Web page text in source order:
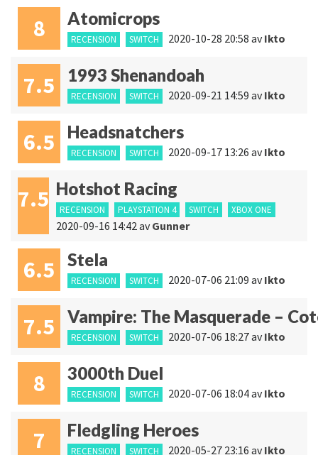
8 Atomicrops
RECENSION SWITCH 2020-10-28 20:58 avIkto
7.5 1993 Shenandoah
RECENSION SWITCH 2020-09-21 14:59 avIkto
6.5 Headsnatchers
RECENSION SWITCH 2020-09-17 13:26 avIkto
7.5 Hotshot Racing
RECENSION PLAYSTATION 4 SWITCH XBOX ONE
2020-09-16 14:42avGunner
6.5 Stela
RECENSION SWITCH 2020-07-06 21:09 avIkto
7.5 Vampire: The Masquerade –
RECENSION SWITCH 2020-07-06 18:27avIkto
8 3000th Duel
RECENSION SWITCH 2020-07-06 18:04avIkto
7 Fledgling Heroes
RECENSION SWITCH 2020-05-27 23:16 avIkto